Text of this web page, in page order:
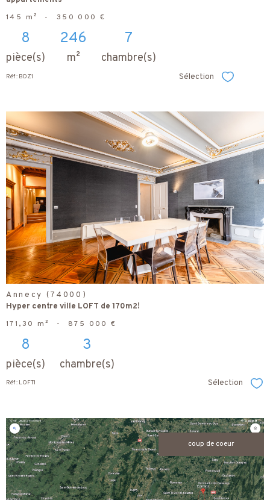
145 m² - 350 000 €
8
pièce(s)
246
m²
7
chambre(s)
Réf : BDZ1 Sélection Sélectionner
voir le
bien
Annecy (74000)
Hyper centre ville LOFT de 170m2!
171,30 m² - 875 000 €
8
pièce(s)
3
chambre(s)
Réf : LOFT1 Sélection
coup de coeur
voir le